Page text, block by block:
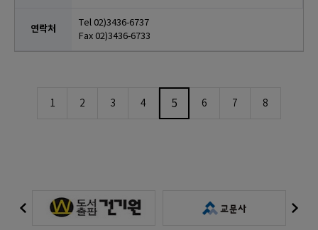
Tel 02)3436-6737
Fax 02)3436-6733
1 2 3 4 5 6 7 8